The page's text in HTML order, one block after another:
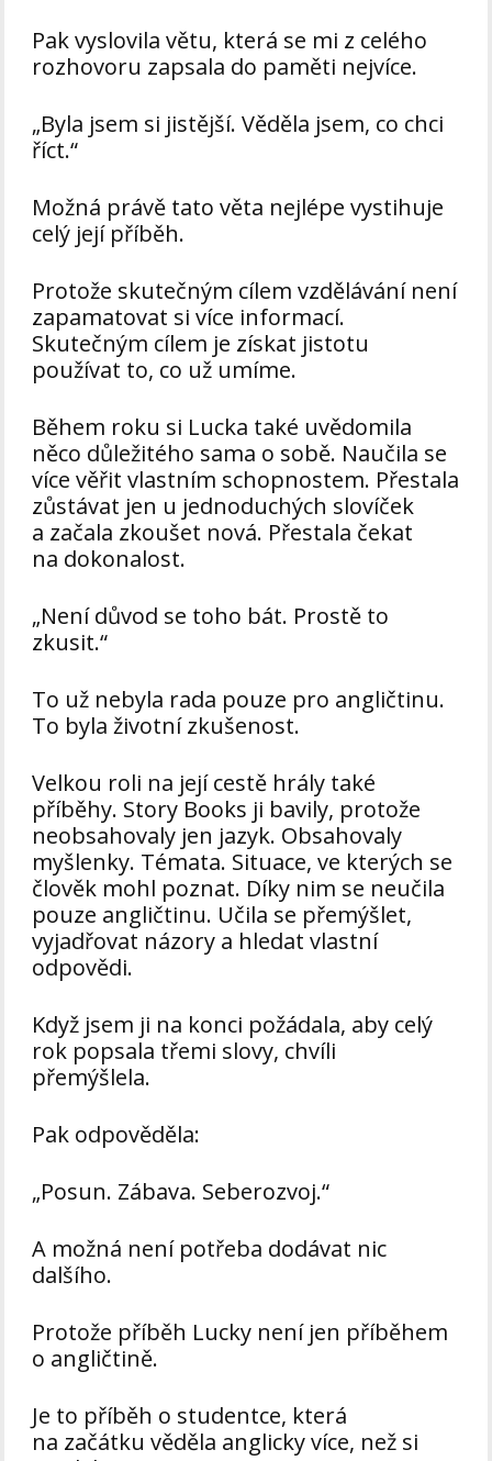
Pak vyslovila větu, která se mi z celého
rozhovoru zapsala do paměti nejvíce.
„Byla jsem si jistější. Věděla jsem, co chci
říct.“
Možná právě tato věta nejlépe vystihuje
celý její příběh.
Protože skutečným cílem vzdělávání není
zapamatovat si více informací.
Skutečným cílem je získat jistotu
používat to, co už umíme.
Během roku si Lucka také uvědomila
něco důležitého sama o sobě. Naučila se
více věřit vlastním schopnostem. Přestala
zůstávat jen u jednoduchých slovíček
a začala zkoušet nová. Přestala čekat
na dokonalost.
„Není důvod se toho bát. Prostě to
zkusit.“
To už nebyla rada pouze pro angličtinu.
To byla životní zkušenost.
Velkou roli na její cestě hrály také
příběhy. Story Books ji bavily, protože
neobsahovaly jen jazyk. Obsahovaly
myšlenky. Témata. Situace, ve kterých se
člověk mohl poznat. Díky nim se neučila
pouze angličtinu. Učila se přemýšlet,
vyjadřovat názory a hledat vlastní
odpovědi.
Když jsem ji na konci požádala, aby celý
rok popsala třemi slovy, chvíli
přemýšlela.
Pak odpověděla:
„Posun. Zábava. Seberozvoj.“
A možná není potřeba dodávat nic
dalšího.
Protože příběh Lucky není jen příběhem
o angličtině.
Je to příběh o studentce, která
na začátku věděla anglicky více, než si